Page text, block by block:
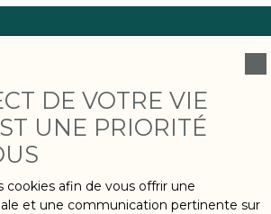
l'année 2025 offre un
pour les
et investisseurs.
taux d'intérêt améliore les
financement, ouvrant des
DE VOTRE VIE
UNE PRIORITÉ
cookies afin de vous offrir une
et une communication pertinente sur